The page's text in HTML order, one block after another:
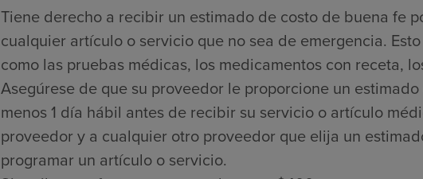
Tiene derecho a recibir un estimado de costo de buena fe
cualquier artículo o servicio que no sea de emergencia.
como las pruebas médicas, los medicamentos con receta,
Asegúrese de que su proveedor le proporcione un
menos 1 día hábil antes de recibir su servicio o artículo
proveedor y a cualquier otro proveedor que elija un
programar un artículo o servicio.